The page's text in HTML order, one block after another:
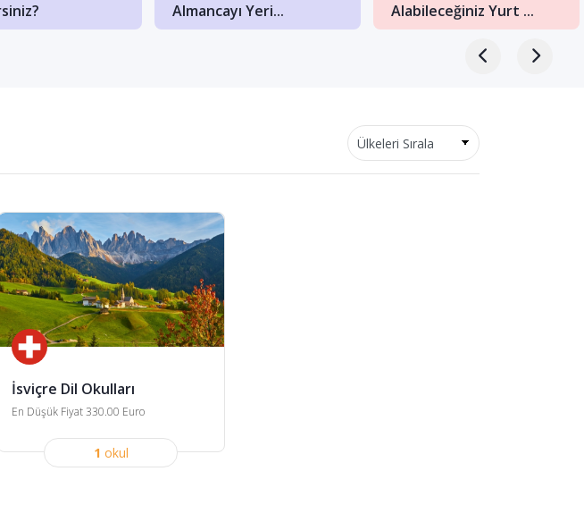
Almancayı Yeri...
Alabileceğiniz Yurt ...
İsviçre Dil Okulları
En Düşük Fiyat 330.00 Euro
1 okul